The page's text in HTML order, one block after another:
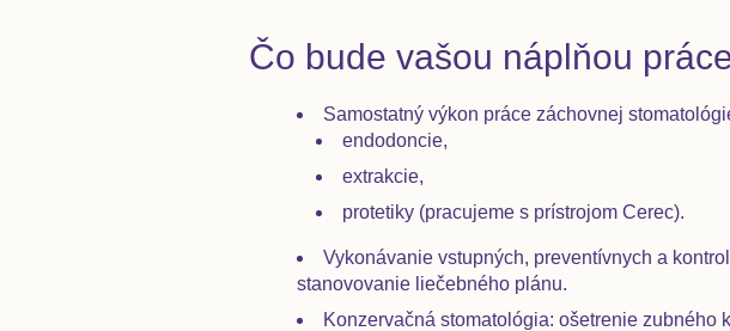
Čo bude vašou náplňou
Samostatný výkon práce záchovnej
endodoncie,
extrakcie,
protetiky (pracujeme s prístrojom Cerec).
Vykonávanie vstupných, preventívnych a
stanovovanie liečebného plánu.
Konzervačná stomatológia: ošetrenie zubného